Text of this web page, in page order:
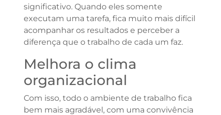
significativo. Quando eles somente
executam uma tarefa, fica muito mais difícil
acompanhar os resultados e perceber a
diferença que o trabalho de cada um faz.
Melhora o clima
organizacional
Com isso, todo o ambiente de trabalho fica
bem mais agradável, com uma convivência